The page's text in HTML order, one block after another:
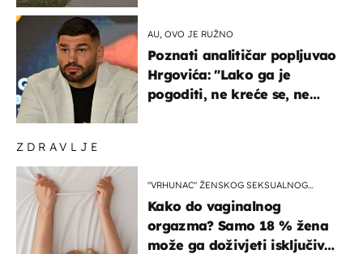
ZDRAVLJE
"VRHUNAC" ŽENSKOG SEKSUALNOG
Kako do vaginalnog
orgazma? Samo 18 % žena
može ga doživjeti isključivo
AU, OVO JE RUŽNO
Poznati analitičar popljuvao
Hrgovića: "Lako ga je
pogoditi, ne kreće se, ne